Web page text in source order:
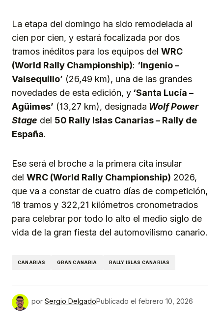
La etapa del domingo ha sido remodelada al
cien por cien, y estará focalizada por dos
tramos inéditos para los equipos del WRC
(World Rally Championship): ‘Ingenio –
Valsequillo’ (26,49 km), una de las grandes
novedades de esta edición, y ‘Santa Lucía –
Agüimes’ (13,27 km), designada Wolf Power
Stage del 50 Rally Islas Canarias – Rally de
España.
Ese será el broche a la primera cita insular
del WRC (World Rally Championship) 2026,
que va a constar de cuatro días de competición,
18 tramos y 322,21 kilómetros cronometrados
para celebrar por todo lo alto el medio siglo de
vida de la gran fiesta del automovilismo canario.
CANARIAS GRAN CANARIA RALLY ISLAS CANARIAS
por Sergio DelgadoPublicado el febrero 10, 2026